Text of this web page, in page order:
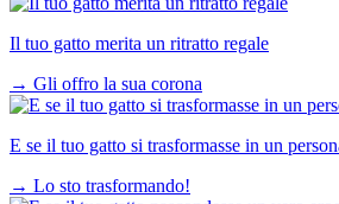
Il tuo gatto merita un ritratto regale
→ Gli offro la sua corona
E se il tuo gatto si trasformasse in un
→ Lo sto trasformando!